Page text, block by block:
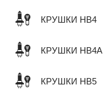
КРУШКИ HB4
КРУШКИ HB4A
КРУШКИ HB5